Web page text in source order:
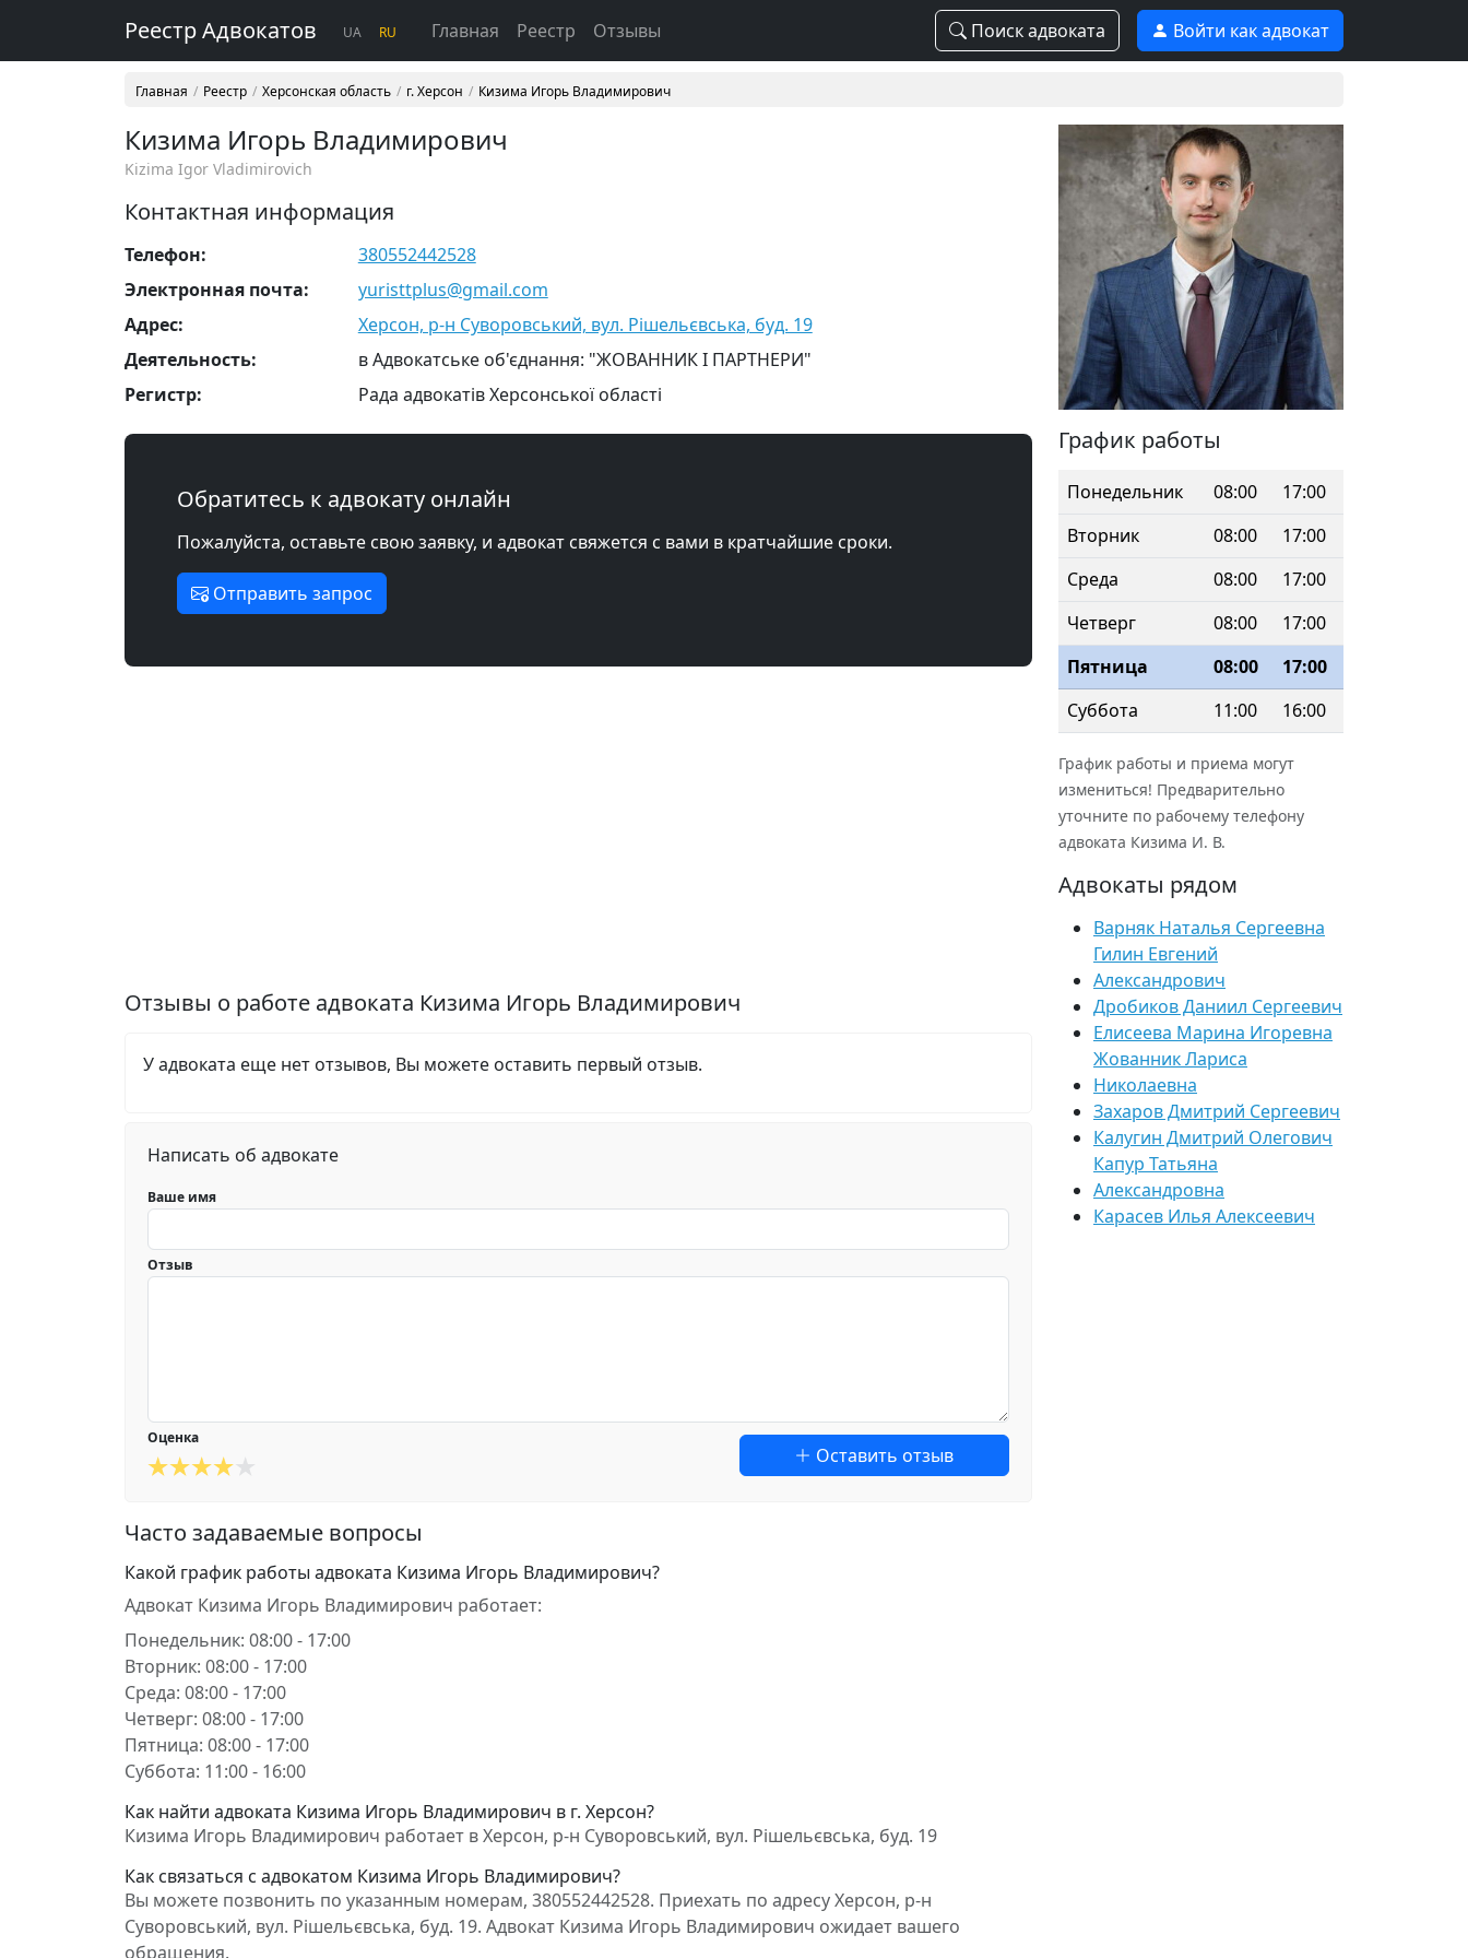
Реестр Адвокатов UA RU Главная Реестр Отзывы Поиск адвоката Войти как адвокат
Главная Реестр Херсонская область г. Херсон Кизима Игорь Владимирович
Кизима Игорь Владимирович
Kizima Igor Vladimirovich
Контактная информация
Телефон:
380552442528
Электронная почта:
yuristtplus@gmail.com
Адрес:
Херсон, р-н Суворовський, вул. Рішельєвська, буд. 19
Деятельность:
в Адвокатське об'єднання: "ЖОВАННИК І ПАРТНЕРИ"
Регистр:
Рада адвокатів Херсонської області
Обратитесь к адвокату онлайн
Пожалуйста, оставьте свою заявку, и адвокат свяжется с вами в кратчайшие сроки.
Отправить запрос
Отзывы о работе адвоката Кизима Игорь Владимирович
У адвоката еще нет отзывов, Вы можете оставить первый отзыв.
Написать об адвокате
Ваше имя
Отзыв
Оценка
Оставить отзыв
Часто задаваемые вопросы
Какой график работы адвоката Кизима Игорь Владимирович?
Адвокат Кизима Игорь Владимирович работает:
Понедельник: 08:00 - 17:00
Вторник: 08:00 - 17:00
Среда: 08:00 - 17:00
Четверг: 08:00 - 17:00
Пятница: 08:00 - 17:00
Суббота: 11:00 - 16:00
Как найти адвоката Кизима Игорь Владимирович в г. Херсон?
Кизима Игорь Владимирович работает в Херсон, р-н Суворовський, вул. Рішельєвська, буд. 19
Как связаться с адвокатом Кизима Игорь Владимирович?
Вы можете позвонить по указанным номерам, 380552442528. Приехать по адресу Херсон, р-н
Суворовський, вул. Рішельєвська, буд. 19. Адвокат Кизима Игорь Владимирович ожидает вашего
обращения.
График работы
Понедельник 08:00
17:00
Вторник
08:00
17:00
Среда
08:00
17:00
Четверг
08:00
17:00
Пятница
08:00
17:00
Суббота
11:00 16:00
График работы и приема могут
измениться! Предварительно
уточните по рабочему телефону
адвоката Кизима И. В.
Адвокаты рядом
Варняк Наталья Сергеевна
Гилин Евгений
Александрович
Дробиков Даниил Сергеевич
Елисеева Марина Игоревна
Жованник Лариса
Николаевна
Захаров Дмитрий Сергеевич
Калугин Дмитрий Олегович
Капур Татьяна
Александровна
Карасев Илья Алексеевич